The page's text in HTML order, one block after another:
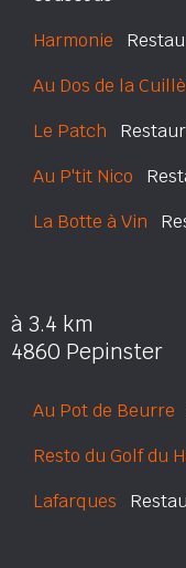
Harmonie
Au Dos de la
Le Patch
Au P'tit Nico
La Botte à Vin
à 3.4 km
4860 Pepinster
Au Pot de Beurre
Resto du Golf du
Lafarques